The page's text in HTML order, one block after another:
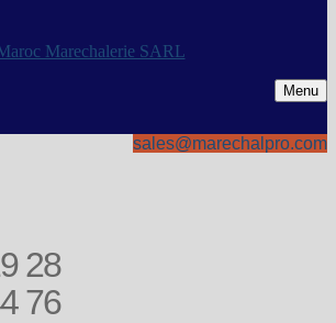
Marechalerie SARL
Menu
sales@marechalpro.com
28
76